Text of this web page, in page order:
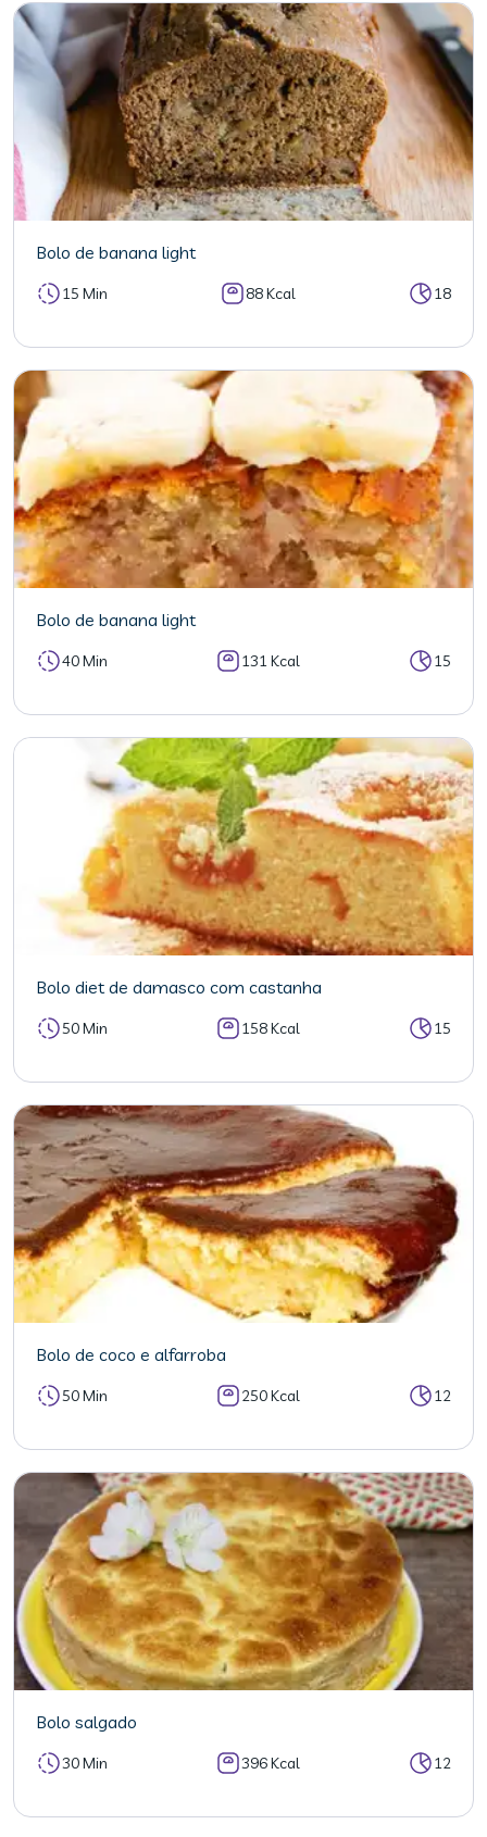
Bolo de banana light
15 Min 88 Kcal 18
Bolo de banana light
40 Min 131 Kcal 15
Bolo diet de damasco com castanha
50 Min 158 Kcal 15
Bolo de coco e alfarroba
50 Min 250 Kcal 12
Bolo salgado
30 Min 396 Kcal 12